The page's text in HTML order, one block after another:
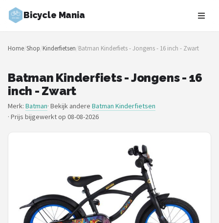
Bicycle Mania
Zoeken
NAVIGATIE
Merken
Blog
Elektrische fietsen
Home/Shop/Kinderfietsen/Batman Kinderfiets - Jongens - 16 inch - Zwart
Batman Kinderfiets - Jongens - 16
inch - Zwart
Merk: Batman· Bekijk andere Batman Kinderfietsen
· Prijs bijgewerkt op 08-08-2026